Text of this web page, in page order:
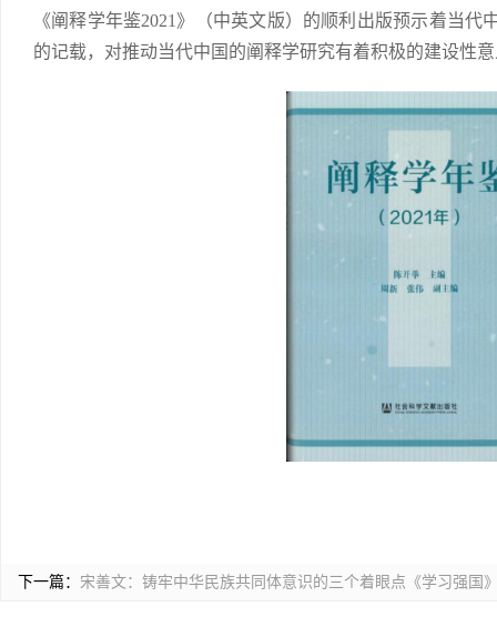
《阐释学年鉴2021》（中英文版）的顺利出版预示着当
的记载，对推动当代中国的阐释学研究有着积极的建设性
下一篇： 宋善文：铸牢中华民族共同体意识的三个着眼点《学习强国